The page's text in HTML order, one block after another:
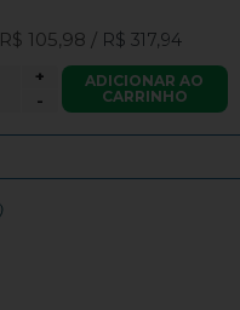
R$ 105,98 / R$ 317,94
-
+
ADICIONAR AO
CARRINHO